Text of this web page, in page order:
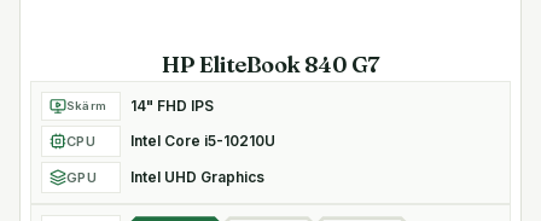
HP EliteBook 840 G7
Skärm 14" FHD IPS
CPU Intel Core i5-10210U
GPU Intel UHD Graphics